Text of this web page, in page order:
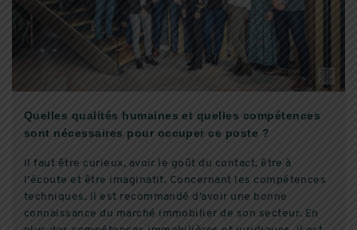
Quelles qualités humaines et quelles compétences
sont nécessaires pour occuper ce poste ?
Il faut être curieux, avoir le goût du contact, être à
l’écoute et être imaginatif. Concernant les compétences
techniques, il est recommandé d’avoir une bonne
connaissance du marché immobilier de son secteur. En